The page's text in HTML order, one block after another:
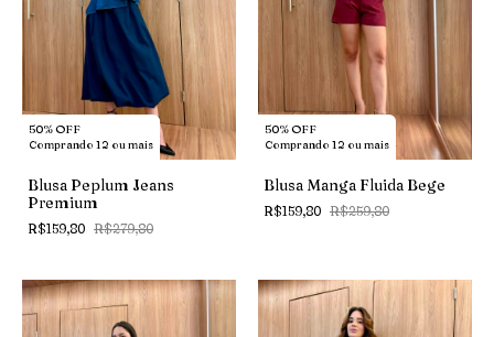
50% OFF
Comprando 12 ou mais
Blusa Peplum Jeans
Premium
R$159,80 R$279,80
50% OFF
Comprando 12 ou mais
Blusa Manga Fluida Bege
R$159,80 R$259,80